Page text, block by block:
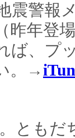
震警報
昨年登
ば、プ
。→
ともだ